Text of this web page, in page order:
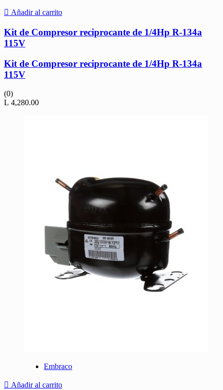
Añadir al carrito
Kit de Compresor reciprocante de 1/4Hp R-134a
115V
Kit de Compresor reciprocante de 1/4Hp R-134a
115V
(0)
L 4,280.00
Embraco
Añadir al carrito